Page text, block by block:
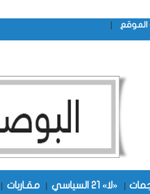
الموقع |
| «لا» 21 السياسي | مقـاربات |